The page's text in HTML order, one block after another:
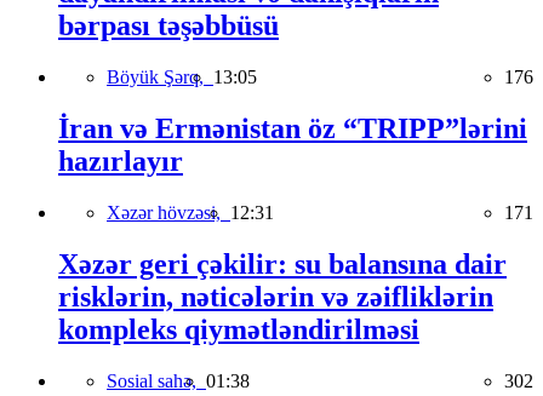
bərpası təşəbbüsü
Böyük Şərq, 13:05 176
İran və Ermənistan öz “TRIPP”lərini
hazırlayır
Xəzər hövzəsi, 12:31 171
Xəzər geri çəkilir: su balansına dair
risklərin, nəticələrin və zəifliklərin
kompleks qiymətləndirilməsi
Sosial sahə, 01:38 302